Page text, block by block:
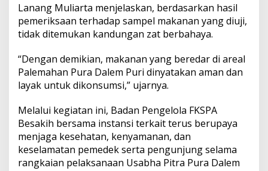
Lanang Muliarta menjelaskan, berdasarkan hasil
pemeriksaan terhadap sampel makanan yang diuji,
tidak ditemukan kandungan zat berbahaya.
“Dengan demikian, makanan yang beredar di areal
Palemahan Pura Dalem Puri dinyatakan aman dan
layak untuk dikonsumsi,” ujarnya.
Melalui kegiatan ini, Badan Pengelola FKSPA
Besakih bersama instansi terkait terus berupaya
menjaga kesehatan, kenyamanan, dan
keselamatan pemedek serta pengunjung selama
rangkaian pelaksanaan Usabha Pitra Pura Dalem